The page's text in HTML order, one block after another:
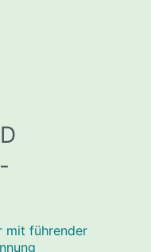
mit führender